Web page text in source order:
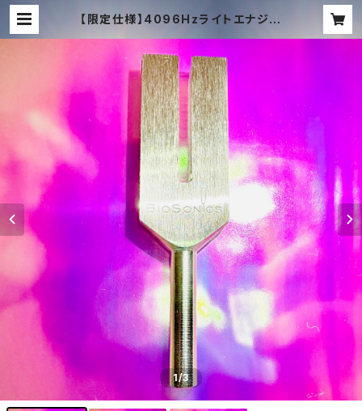
【限定仕様】4096Hzライトエナジー
ツール✨ | TACHYON MUSIC ON
LINE SHOP
1/3